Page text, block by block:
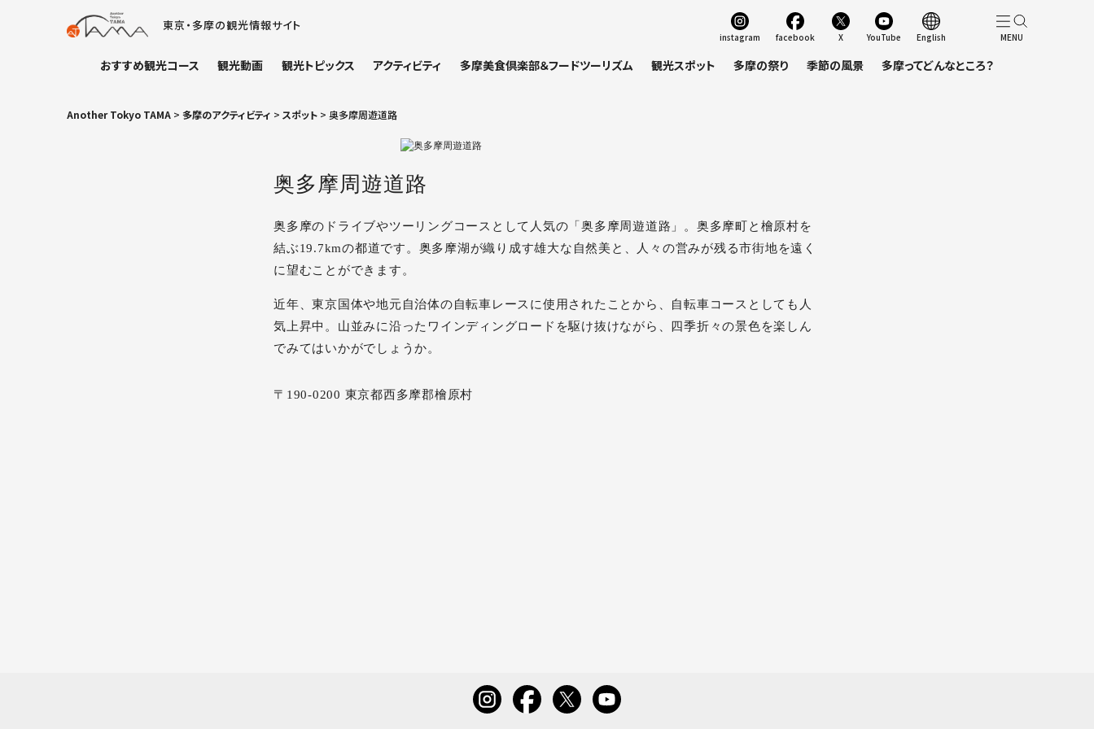
東京・多摩の観光情報サイト
おすすめ観光コース 観光動画 観光トピックス アクティビティ 多摩美食倶楽部＆フードツーリズム 観光スポット 多摩の祭り 季節の風景 多摩ってどんなところ？
instagram facebook X YouTube English
Another Tokyo TAMA > 多摩のアクティビティ > スポット > 奥多摩周遊道路
奥多摩周遊道路
奥多摩のドライブやツーリングコースとして人気の「奥多摩周遊道路」。奥多摩町と檜原村を
結ぶ19.7kmの都道です。奥多摩湖が織り成す雄大な自然美と、人々の営みが残る市街地を遠く
に望むことができます。
近年、東京国体や地元自治体の自転車レースに使用されたことから、自転車コースとしても人
気上昇中。山並みに沿ったワインディングロードを駆け抜けながら、四季折々の景色を楽しん
でみてはいかがでしょうか。
〒190-0200 ​東京都西多摩郡檜原村